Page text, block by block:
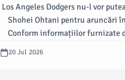
Dodgers, oprit din
termen nedefinit
Los Angeles Dodgers nu-l vor
Shohei Ohtani pentru aruncări
Conform informațiilor furnizate
managerul Dodgers, Dave Roberts,
că Ohtani va rata startul
20 Jul 2026